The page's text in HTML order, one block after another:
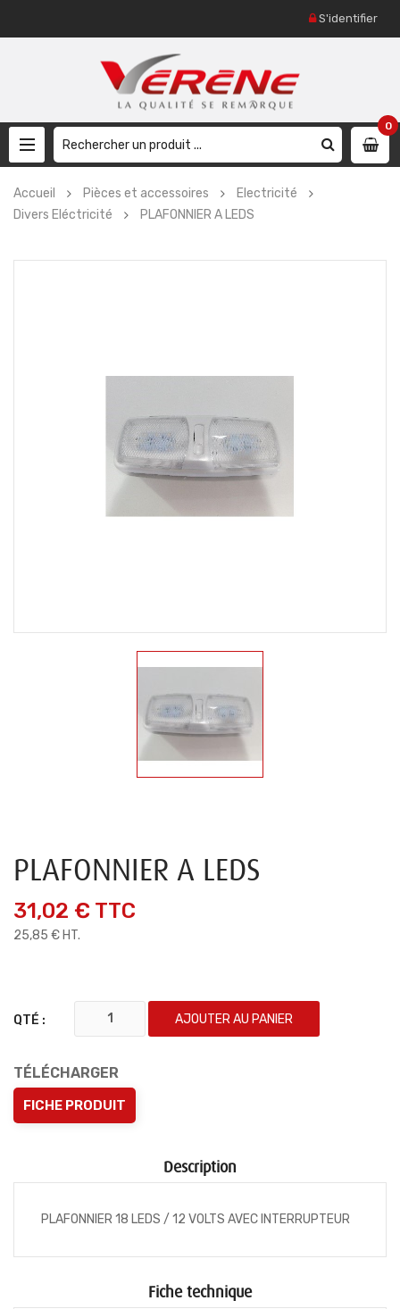
S'identifier
0
Accueil Pièces et accessoires
Electricité
Divers Eléctricité
PLAFONNIER A LEDS
PLAFONNIER A LEDS
31,02 € TTC
25,85 € HT.
QTÉ : AJOUTER AU PANIER
TÉLÉCHARGER
FICHE PRODUIT
Description
PLAFONNIER 18 LEDS / 12 VOLTS AVEC INTERRUPTEUR
Fiche technique